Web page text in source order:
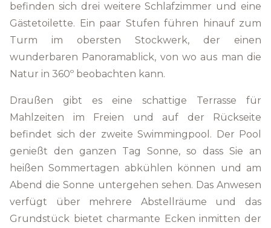
befinden sich drei weitere Schlafzimmer und eine
Gästetoilette. Ein paar Stufen führen hinauf zum
Turm im obersten Stockwerk, der einen
wunderbaren Panoramablick, von wo aus man die
Natur in 360º beobachten kann.
Draußen gibt es eine schattige Terrasse für
Mahlzeiten im Freien und auf der Rückseite
befindet sich der zweite Swimmingpool. Der Pool
genießt den ganzen Tag Sonne, so dass Sie an
heißen Sommertagen abkühlen können und am
Abend die Sonne untergehen sehen. Das Anwesen
verfügt über mehrere Abstellräume und das
Grundstück bietet charmante Ecken inmitten der